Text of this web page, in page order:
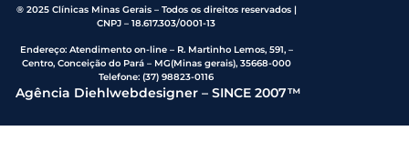
® 2025 Clínicas Minas Gerais – Todos os direitos reservados |
CNPJ – 18.617.303/0001-13
Endereço: Atendimento on-line – R. Martinho Lemos, 591, –
Centro, Conceição do Pará – MG(Minas gerais), 35668-000
Telefone:(37) 98823-0116
Agência Diehlwebdesigner – SINCE 2007™